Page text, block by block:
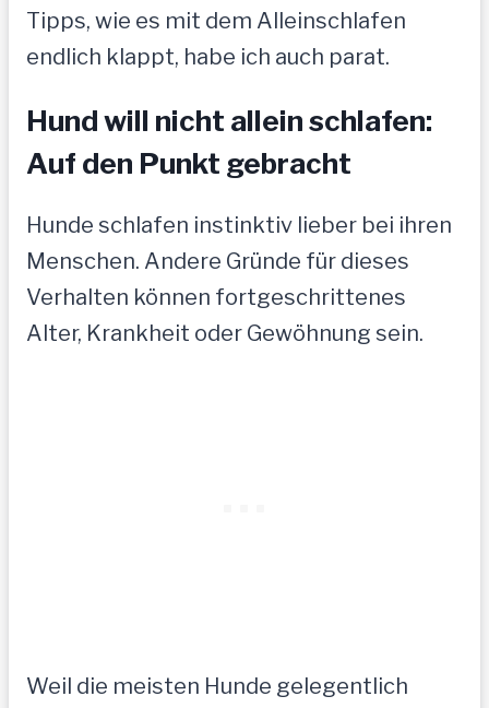
Tipps, wie es mit dem Alleinschlafen
endlich klappt, habe ich auch parat.
Hund will nicht allein schlafen:
Auf den Punkt gebracht
Hunde schlafen instinktiv lieber bei ihren
Menschen. Andere Gründe für dieses
Verhalten können fortgeschrittenes
Alter, Krankheit oder Gewöhnung sein.
Weil die meisten Hunde gelegentlich